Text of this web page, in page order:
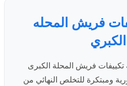
فريش المحله
الكبري
تكييفات فريش المحلة الكبرى
ومبتكرة للتخلص النهائي من